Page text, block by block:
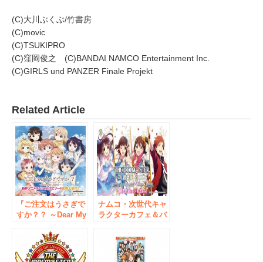
(C)大川ぶくぶ/竹書房
(C)movic
(C)TSUKIPRO
(C)窪岡俊之 (C)BANDAI NAMCO Entertainment Inc.
(C)GIRLS und PANZER Finale Projekt
Related Article
『ご注文はうさぎで
すか？？ ～Dear My
ズ本店にて特製ステ
ッカー配布
ナムコ・次世代キャ
ラクターカフェ＆バ
ー4作品が秋葉原ジ
ャック 「アイドル
マスター秋葉原